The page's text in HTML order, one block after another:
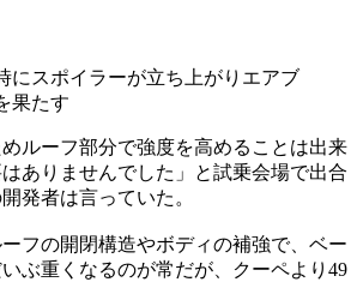
にスポイラーが立ち上がりエアブ
果たす
ルーフ部分で強度を高めることは出来
ありませんでした」と試乗会場で出合
発者は言っていた。
フの開閉構造やボディの補強で、ベー
ぶ重くなるのが常だが、クーペより49